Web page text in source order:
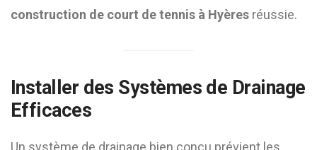
construction de court de tennis à Hyères réussie.
Installer des Systèmes de Drainage
Efficaces
Un système de drainage bien conçu prévient les